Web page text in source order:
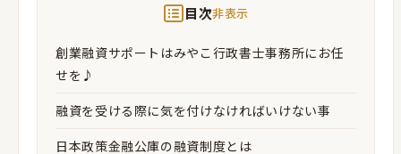
目次非表示
創業融資サポートはみやこ行政書士事務所にお任
せを♪
融資を受ける際に気を付けなければいけない事
日本政策金融公庫の融資制度とは